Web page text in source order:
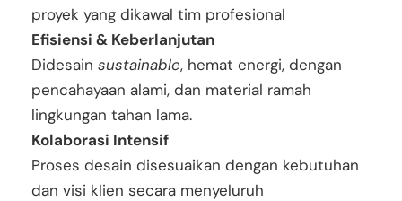
proyek yang dikawal tim profesional
Efisiensi & Keberlanjutan
Didesain sustainable, hemat energi, dengan
pencahayaan alami, dan material ramah
lingkungan tahan lama.
Kolaborasi Intensif
Proses desain disesuaikan dengan kebutuhan
dan visi klien secara menyeluruh